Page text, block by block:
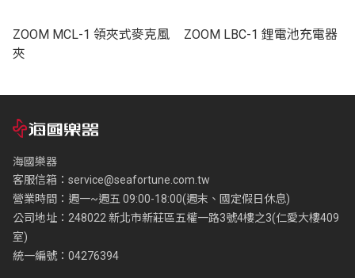
ZOOM MCL-1 領夾式麥克風
夾
ZOOM LBC-1 鋰電池充電器
海國樂器
客服信箱： service@seafortune.com.tw
營業時間：週一~週五 09:00-18:00(週末、國定假日休息)
公司地址：248022 新北市新莊區五權一路3號4樓之3(仁愛大樓409
室)
統一編號：04276394